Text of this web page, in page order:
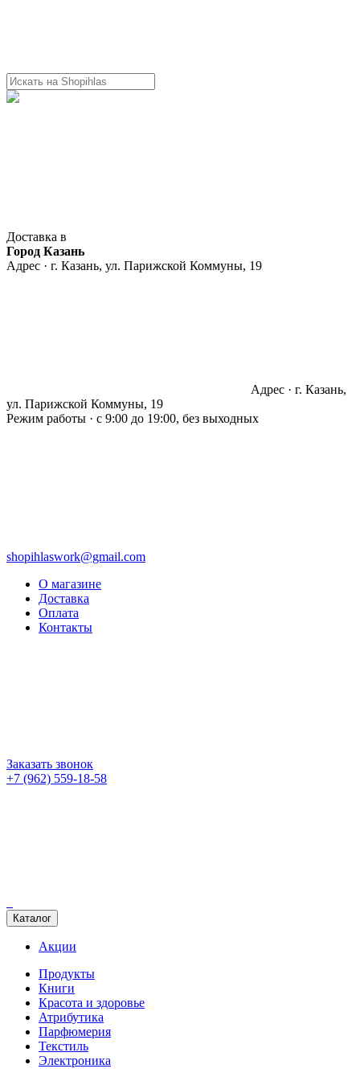
Доставка в
Город Казань
Адрес · г. Казань, ул. Парижской Коммуны, 19
Адрес · г. Казань,
ул. Парижской Коммуны, 19
Режим работы · с 9:00 до 19:00, без выходных
shopihlaswork@gmail.com
О магазине
Доставка
Оплата
Контакты
Заказать звонок
+7 (962) 559-18-58
Каталог
Акции
Продукты
Книги
Красота и здоровье
Атрибутика
Парфюмерия
Текстиль
Электроника